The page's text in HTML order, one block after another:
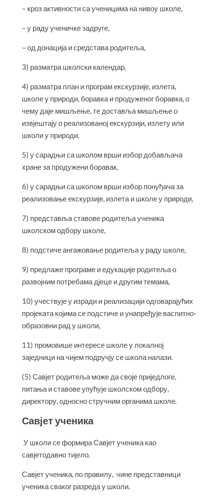
– кроз активности са ученицима на нивоу школе,
– у раду ученичке задруге,
– од донација и средстава родитеља,
3) разматра школски календар,
4) разматра план и програм екскурзије, излета,
школе у природи, боравка и продуженог боравка, о
чему даје мишљење, те доставља мишљење о
извјештају о реализованој екскурзији, излету или
школи у природи,
5) у сарадњи са школом врши избор добављача
хране за продужени боравак,
6) у сарадњи са школом врши избор понуђача за
реализовање екскурзије, излета и школе у природи,
7) представља ставове родитеља ученика
школском одбору школе,
8) подстиче ангажовање родитеља у раду школе,
9) предлаже програме и едукације родитеља о
развојним потребама дјеце и другим темама,
10) учествује у изради и реализацији одговарајућих
пројеката којима се подстиче и унапређује васпитно-
образовни рад у школи,
11) промовише интересе школе у локалној
заједници на чијем подручју се школа налази.
(5) Савјет родитеља може да своје приједлоге,
питања и ставове упућује школском одбору,
директору, односно стручним органима школе.
Савјет ученика
У школи се формира Савјет ученика као
савјетодавно тијело.
Савјет ученика, по правилу, чине представници
ученика сваког разреда у школи.